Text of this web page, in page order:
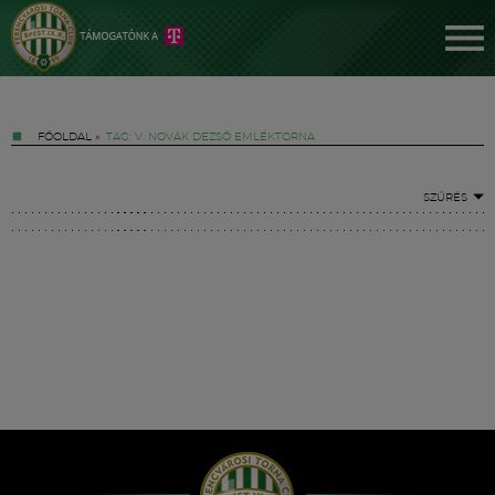
FŐOLDAL » TAG: V. NOVÁK DEZSŐ EMLÉKTORNA
SZŰRÉS
Hírek